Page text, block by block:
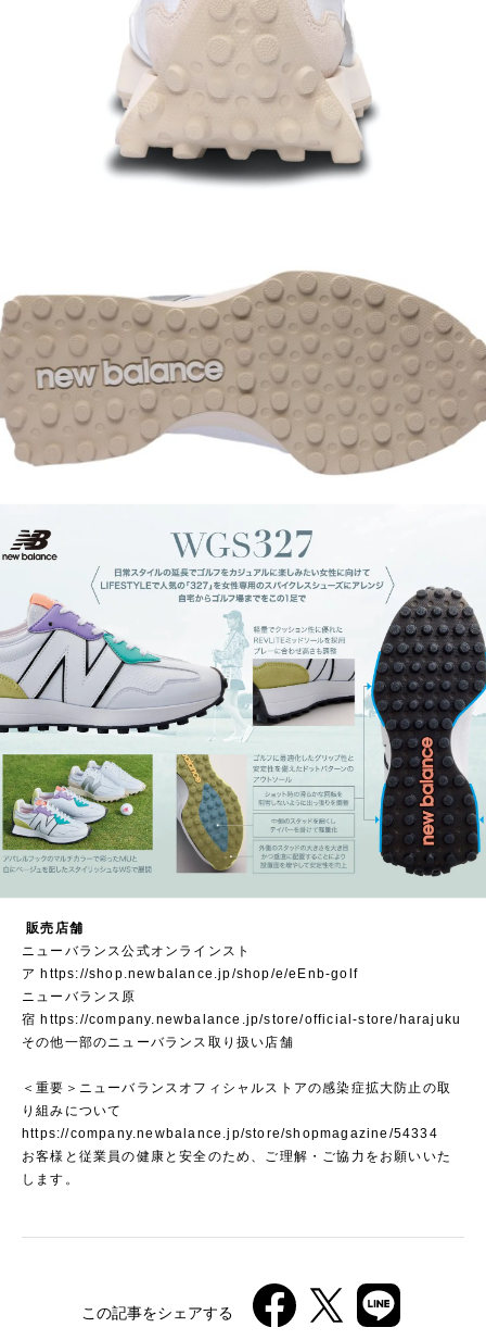
販売店舗
ニューバランス公式オンラインスト
ア https://shop.newbalance.jp/shop/e/eEnb-golf
ニューバランス原
宿 https://company.newbalance.jp/store/official-store/harajuku
その他一部のニューバランス取り扱い店舗
＜重要＞ニューバランスオフィシャルストアの感染症拡大防止の取
り組みについて
https://company.newbalance.jp/store/shopmagazine/54334
お客様と従業員の健康と安全のため、ご理解・ご協力をお願いいた
します。
この記事をシェアする